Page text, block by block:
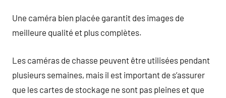
Une caméra bien placée garantit des images de
meilleure qualité et plus complètes.
Les caméras de chasse peuvent être utilisées pendant
plusieurs semaines, mais il est important de s’assurer
que les cartes de stockage ne sont pas pleines et que